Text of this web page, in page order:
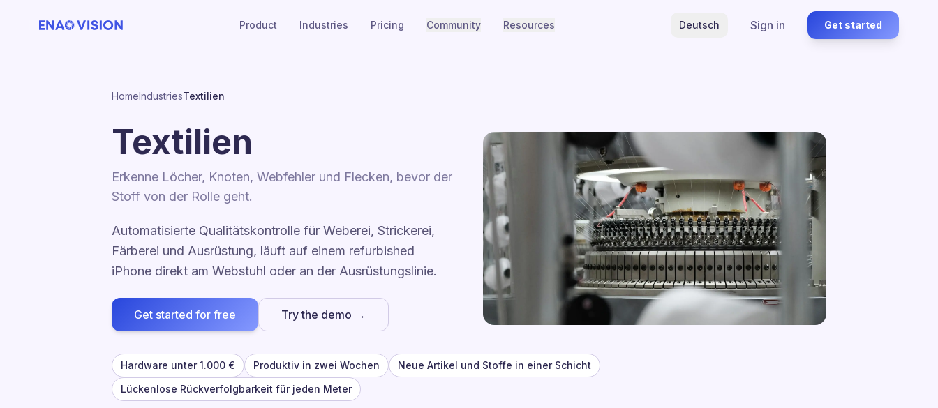
Product Industries Pricing Community Resources Deutsch Sign in Get started
HomeIndustriesTextilien
Textilien
Erkenne Löcher, Knoten, Webfehler und Flecken, bevor der
Stoff von der Rolle geht.
Automatisierte Qualitätskontrolle für Weberei, Strickerei,
Färberei und Ausrüstung, läuft auf einem refurbished
iPhone direkt am Webstuhl oder an der Ausrüstungslinie.
Get started for free Try the demo →
Hardware unter 1.000 € Produktiv in zwei Wochen
Neue Artikel und Stoffe in einer Schicht
Lückenlose Rückverfolgbarkeit für jeden Meter